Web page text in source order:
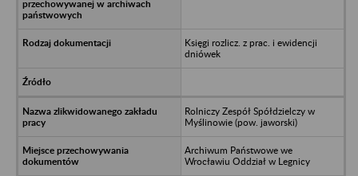
Księgi rozlicz. z prac. i ewidencji
dniówek
Rolniczy Zespół Spółdzielczy w
Myślinowie (pow. jaworski)
Archiwum Państwowe we
Wrocławiu Oddział w Legnicy